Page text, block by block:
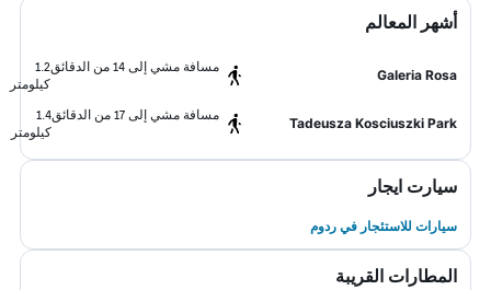
أشهر المعالم
Galeria Rosa
مسافة مشي إلى 14 من الدقائق
1.2
كيلومتر
Tadeusza Kosciuszki Park
مسافة مشي إلى 17 من الدقائق
1.4
كيلومتر
سيارت ايجار
سيارات للاستئجار في ردوم
المطارات القريبة